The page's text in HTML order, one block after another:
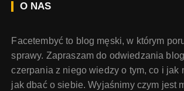
O NAS
Facetembyć to blog męski, w którym
sprawy. Zapraszam do odwiedzania
czerpania z niego wiedzy o tym, co i jak
jak dbać o siebie. Wyjaśnimy czym jest